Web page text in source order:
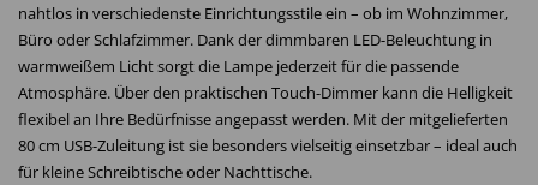
nahtlos in verschiedenste Einrichtungsstile ein – ob im Wohnzimmer,
Büro oder Schlafzimmer. Dank der dimmbaren LED-Beleuchtung in
warmweißem Licht sorgt die Lampe jederzeit für die passende
Atmosphäre. Über den praktischen Touch-Dimmer kann die Helligkeit
flexibel an Ihre Bedürfnisse angepasst werden. Mit der mitgelieferten
80 cm USB-Zuleitung ist sie besonders vielseitig einsetzbar – ideal auch
für kleine Schreibtische oder Nachttische.